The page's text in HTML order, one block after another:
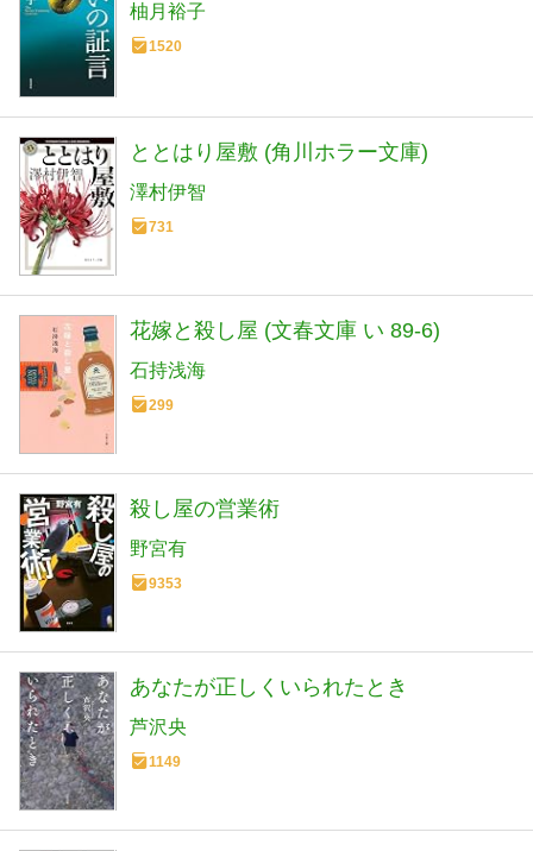
柚月裕子
1520
ととはり屋敷 (角川ホラー文庫)
澤村伊智
731
花嫁と殺し屋 (文春文庫 い 89-6)
石持浅海
299
殺し屋の営業術
野宮有
9353
あなたが正しくいられたとき
芦沢央
1149